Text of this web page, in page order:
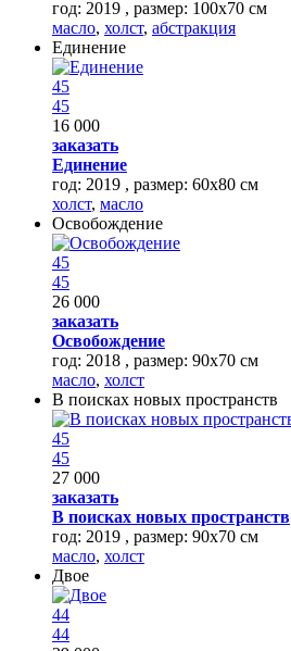
год: 2019 , размер: 100х70 см
масло, холст, абстракция
Единение
45
45
16 000
заказать
Единение
год: 2019 , размер: 60х80 см
холст, масло
Освобождение
45
45
26 000
заказать
Освобождение
год: 2018 , размер: 90х70 см
масло, холст
В поисках новых пространств
45
45
27 000
заказать
В поисках новых пространств
год: 2019 , размер: 90х70 см
масло, холст
Двое
44
44